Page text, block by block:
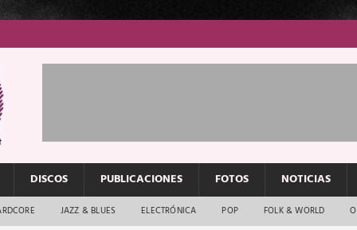
DISCOS PUBLICACIONES FOTOS NOTICIAS
JAZZ & BLUES ELECTRÓNICA POP FOLK & WORLD